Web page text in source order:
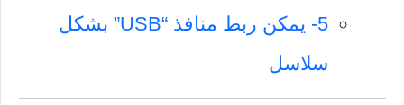
5- يمكن ربط منافذ “USB” بشكل
سلاسل